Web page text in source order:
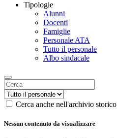
Tipologie
Alunni
Docenti
Famiglie
Personale ATA
Tutto il personale
Albo sindacale
Cerca anche nell'archivio storico
Nessun contenuto da visualizzare